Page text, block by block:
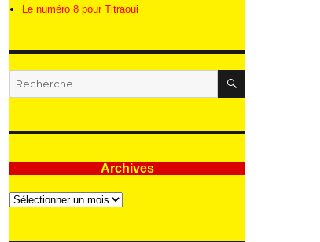
Le numéro 8 pour Titraoui
Recherche
pour
RECHERCHE
Archives
Archives